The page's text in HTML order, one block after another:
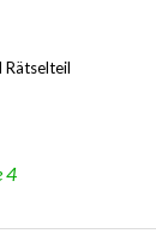
Rätselteil
4